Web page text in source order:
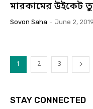
মারকামের উইকেট
Sovon Saha - June 2, 2019
1 2 3
STAY CONNECTED